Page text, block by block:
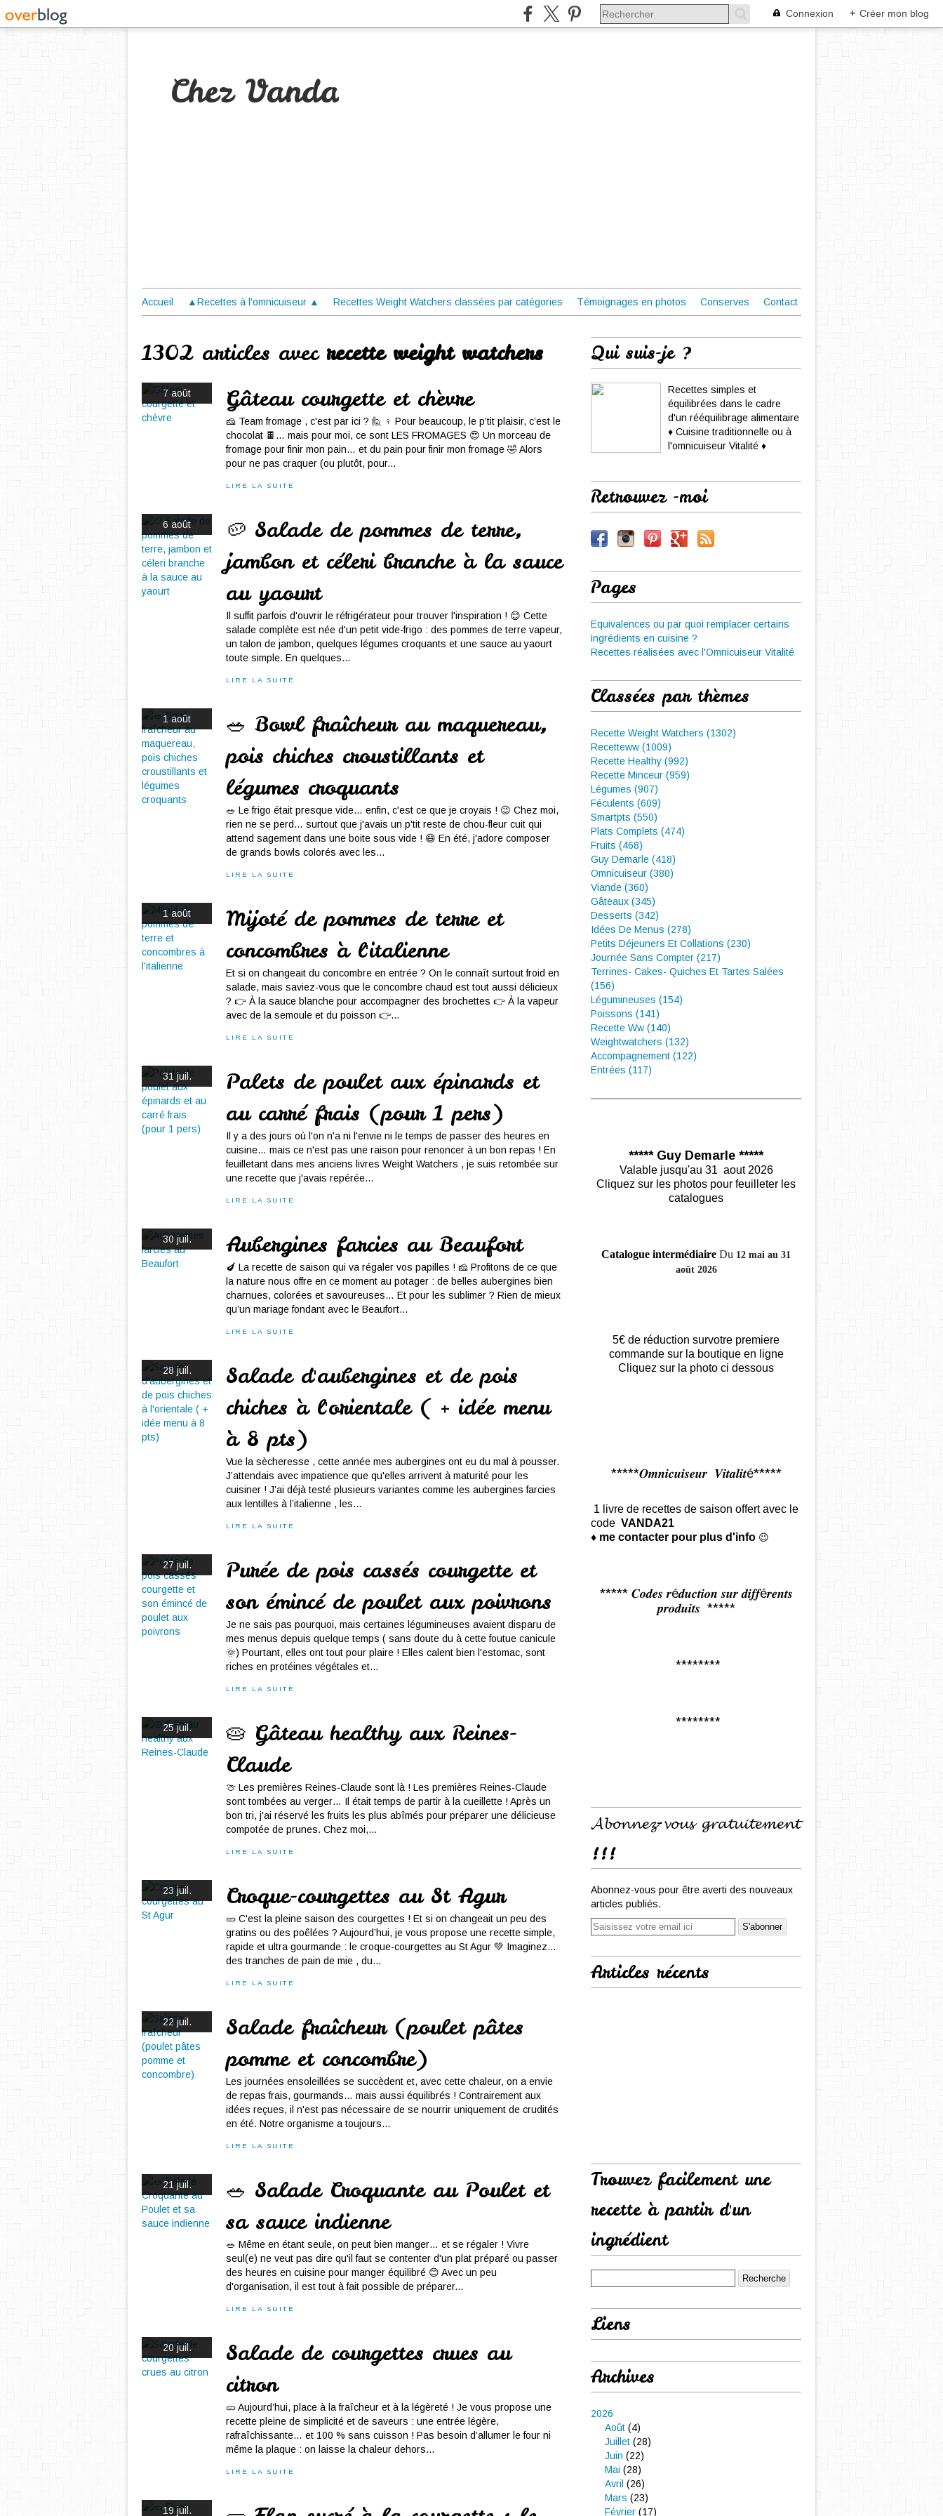
Connexion + Créer mon blog
Chez Vanda
Accueil ▲Recettes à l'omnicuiseur ▲ Recettes Weight Watchers classées par catégories Témoignages en photos Conserves Contact
1302 articles avec recette weight watchers
7 août Gâteau courgette et chèvre
🧀 Team fromage , c'est par ici ? 🙋 ♀️ Pour beaucoup, le p’tit plaisir, c’est le
chocolat 🍫… mais pour moi, ce sont LES FROMAGES 😍 Un morceau de
fromage pour finir mon pain… et du pain pour finir mon fromage 🤣 Alors
pour ne pas craquer (ou plutôt, pour...
LIRE LA SUITE
6 août
🥔 Salade de pommes de terre,
jambon et céleri branche à la sauce
au yaourt
Il suffit parfois d'ouvrir le réfrigérateur pour trouver l'inspiration ! 😊 Cette
salade complète est née d'un petit vide-frigo : des pommes de terre vapeur,
un talon de jambon, quelques légumes croquants et une sauce au yaourt
toute simple. En quelques...
LIRE LA SUITE
1 août
🥗 Bowl fraîcheur au maquereau,
pois chiches croustillants et
légumes croquants
🥗 Le frigo était presque vide… enfin, c'est ce que je croyais ! 😉 Chez moi,
rien ne se perd… surtout que j'avais un p'tit reste de chou-fleur cuit qui
attend sagement dans une boite sous vide ! 😄 En été, j'adore composer
de grands bowls colorés avec les...
LIRE LA SUITE
1 août
Mijoté de pommes de terre et
concombres à l'italienne
Et si on changeait du concombre en entrée ? On le connaît surtout froid en
salade, mais saviez-vous que le concombre chaud est tout aussi délicieux
? 👉 À la sauce blanche pour accompagner des brochettes 👉 À la vapeur
avec de la semoule et du poisson 👉...
LIRE LA SUITE
31 juil.
Palets de poulet aux épinards et
au carré frais (pour 1 pers)
Il y a des jours où l'on n'a ni l'envie ni le temps de passer des heures en
cuisine… mais ce n'est pas une raison pour renoncer à un bon repas ! En
feuilletant dans mes anciens livres Weight Watchers , je suis retombée sur
une recette que j'avais repérée...
LIRE LA SUITE
30 juil. Aubergines farcies au Beaufort
🍆 La recette de saison qui va régaler vos papilles ! 🧀 Profitons de ce que
la nature nous offre en ce moment au potager : de belles aubergines bien
charnues, colorées et savoureuses… Et pour les sublimer ? Rien de mieux
qu’un mariage fondant avec le Beaufort...
LIRE LA SUITE
28 juil.
Salade d'aubergines et de pois
chiches à l'orientale ( + idée menu
à 8 pts)
Vue la sècheresse , cette année mes aubergines ont eu du mal à pousser.
J’attendais avec impatience que qu'elles arrivent à maturité pour les
cuisiner ! J’ai déjà testé plusieurs variantes comme les aubergines farcies
aux lentilles à l’italienne , les...
LIRE LA SUITE
27 juil.
Purée de pois cassés courgette et
son émincé de poulet aux poivrons
Je ne sais pas pourquoi, mais certaines légumineuses avaient disparu de
mes menus depuis quelque temps ( sans doute du à cette foutue canicule
🌞) Pourtant, elles ont tout pour plaire ! Elles calent bien l'estomac, sont
riches en protéines végétales et...
LIRE LA SUITE
25 juil.
🥧 Gâteau healthy aux Reines-
Claude
🍈 Les premières Reines-Claude sont là ! Les premières Reines-Claude
sont tombées au verger… Il était temps de partir à la cueillette ! Après un
bon tri, j'ai réservé les fruits les plus abîmés pour préparer une délicieuse
compotée de prunes. Chez moi,...
LIRE LA SUITE
23 juil. Croque-courgettes au St Agur
🥒 C'est la pleine saison des courgettes ! Et si on changeait un peu des
gratins ou des poêlées ? Aujourd’hui, je vous propose une recette simple,
rapide et ultra gourmande : le croque-courgettes au St Agur 💚 Imaginez…
des tranches de pain de mie , du...
LIRE LA SUITE
22 juil.
Salade fraîcheur (poulet pâtes
pomme et concombre)
Les journées ensoleillées se succèdent et, avec cette chaleur, on a envie
de repas frais, gourmands… mais aussi équilibrés ! Contrairement aux
idées reçues, il n'est pas nécessaire de se nourrir uniquement de crudités
en été. Notre organisme a toujours...
LIRE LA SUITE
21 juil.
🥗 Salade Croquante au Poulet et
sa sauce indienne
🥗 Même en étant seule, on peut bien manger… et se régaler ! Vivre
seul(e) ne veut pas dire qu'il faut se contenter d'un plat préparé ou passer
des heures en cuisine pour manger équilibré 😊 Avec un peu
d'organisation, il est tout à fait possible de préparer...
LIRE LA SUITE
20 juil.
Salade de courgettes crues au
citron
🥒 Aujourd’hui, place à la fraîcheur et à la légèreté ! Je vous propose une
recette pleine de simplicité et de saveurs : une entrée légère,
rafraîchissante… et 100 % sans cuisson ! Pas besoin d’allumer le four ni
même la plaque : on laisse la chaleur dehors...
LIRE LA SUITE
19 juil.
Qui suis-je ?
Recettes simples et
équilibrées dans le cadre
d'un rééquilibrage alimentaire
♦ Cuisine traditionnelle ou à
l'omnicuiseur Vitalité ♦
Retrouvez -moi
Pages
Equivalences ou par quoi remplacer certains
ingrédients en cuisine ?
Recettes réalisées avec l'Omnicuiseur Vitalité
Classées par thèmes
Recette Weight Watchers (1302)
Recetteww (1009)
Recette Healthy (992)
Recette Minceur (959)
Légumes (907)
Féculents (609)
Smartpts (550)
Plats Complets (474)
Fruits (468)
Guy Demarle (418)
Omnicuiseur (380)
Viande (360)
Gâteaux (345)
Desserts (342)
Idées De Menus (278)
Petits Déjeuners Et Collations (230)
Journée Sans Compter (217)
Terrines- Cakes- Quiches Et Tartes Salées
(156)
Légumineuses (154)
Poissons (141)
Recette Ww (140)
Weightwatchers (132)
Accompagnement (122)
Entrées (117)
***** Guy Demarle *****
Valable jusqu'au 31 aout 2026
Cliquez sur les photos pour feuilleter les
catalogues
Catalogue intermédiaire Du 12 mai au 31
août 2026
5€ de réduction survotre premiere
commande sur la boutique en ligne
Cliquez sur la photo ci dessous
*****𝑶𝒎𝒏𝒊𝒄𝒖𝒊𝒔𝒆𝒖𝒓 𝑽𝒊𝒕𝒂𝒍𝒊𝒕é*****
1 livre de recettes de saison offertavec le
code VANDA21
♦ me contacter pour plus d'info 😉
***** 𝑪𝒐𝒅𝒆𝒔 𝒓é𝒅𝒖𝒄𝒕𝒊𝒐𝒏 𝒔𝒖𝒓 𝒅𝒊𝒇𝒇é𝒓𝒆𝒏𝒕𝒔
𝒑𝒓𝒐𝒅𝒖𝒊𝒕𝒔 *****
********
********
𝓐𝓫𝓸𝓷𝓷𝓮𝔃-𝓿𝓸𝓾𝓼 𝓰𝓻𝓪𝓽𝓾𝓲𝓽𝓮𝓶𝓮𝓷𝓽
!!!
Abonnez-vous pour être averti des nouveaux
articles publiés.
Articles récents
Trouvez facilement une
recette à partir d'un
ingrédient
Liens
Archives
2026
Août (4)
Juillet (28)
Juin (22)
Mai (28)
Avril (26)
Mars (23)
Février (17)